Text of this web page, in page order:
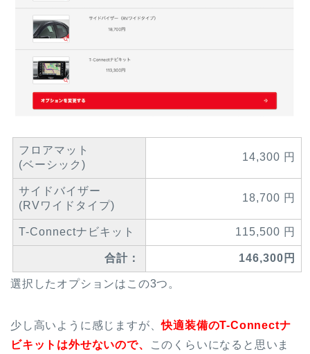
フロアマット
(ベーシック)
14,300 円
サイドバイザー
(RVワイドタイプ)
18,700 円
T-Connectナビキット 115,500 円
合計： 146,300円
選択したオプションはこの3つ。
少し高いように感じますが、快適装備のT-Connectナ
ビキットは外せないので、
このくらいになると思いま